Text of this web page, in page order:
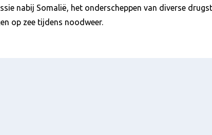
nabij Somalië, het onderscheppen van diverse
op zee tijdens noodweer.